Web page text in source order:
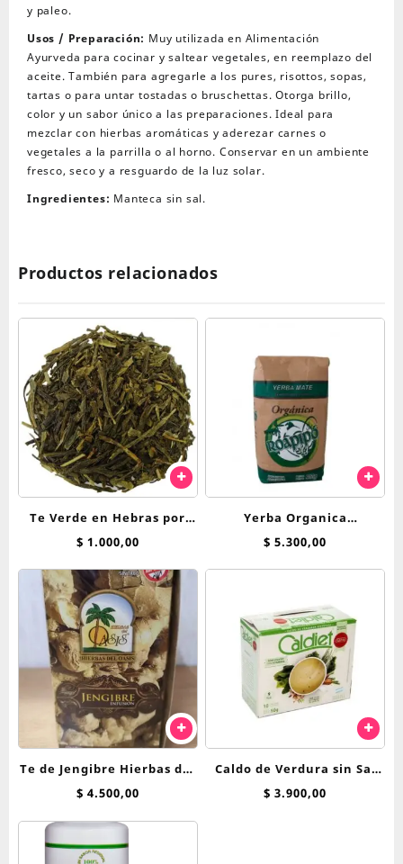
y paleo.
Usos / Preparación: Muy utilizada en Alimentación
Ayurveda para cocinar y saltear vegetales, en reemplazo del
aceite. También para agregarle a los pures, risottos, sopas,
tartas o para untar tostadas o bruschettas. Otorga brillo,
color y un sabor único a las preparaciones. Ideal para
mezclar con hierbas aromáticas y aderezar carnes o
vegetales a la parrilla o al horno. Conservar en un ambiente
fresco, seco y a resguardo de la luz solar.
Ingredientes: Manteca sin sal.
Productos relacionados
Te Verde en Hebras por
100 Grs
$ 1.000,00
Yerba Organica
Tradicional Roapipo 500 g
$ 5.300,00
Te de Jengibre Hierbas del
Oasis saquitos
$ 4.500,00
Caldo de Verdura sin Sal
Caldiet x 10 sobres
$ 3.900,00